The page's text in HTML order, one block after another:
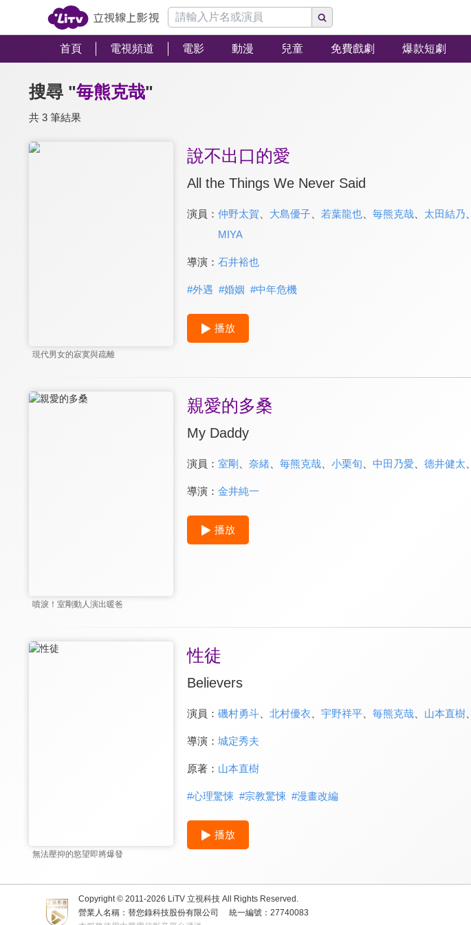
首頁 電視頻道 電影 動漫 兒童 免費戲劇 爆款短劇
搜尋 "毎熊克哉"
共 3 筆結果
現代男女的寂寞與疏離
說不出口的愛
All the Things We Never Said
演員： 仲野太賀 大島優子、 若葉龍也、 毎熊克哉、 太田結乃
MIYA
導演： 石井裕也
#外遇 #婚姻 #中年危機
播放
噴淚！室剛動人演出暖爸
親愛的多桑
My Daddy
演員： 室剛 奈緒、 毎熊克哉、 小栗旬 中田乃愛 德井健太
導演： 金井純一
播放
無法壓抑的慾望即將爆發
性徒
Believers
演員： 磯村勇斗、 北村優衣 宇野祥平、 毎熊克哉、 山本直樹、
導演： 城定秀夫
原著： 山本直樹
#心理驚悚 #宗教驚悚 #漫畫改編
播放
Copyright © 2011-2026 LiTV 立視科技 All Rights Reserved.
營業人名稱：替您錄科技股份有限公司
統一編號：27740083